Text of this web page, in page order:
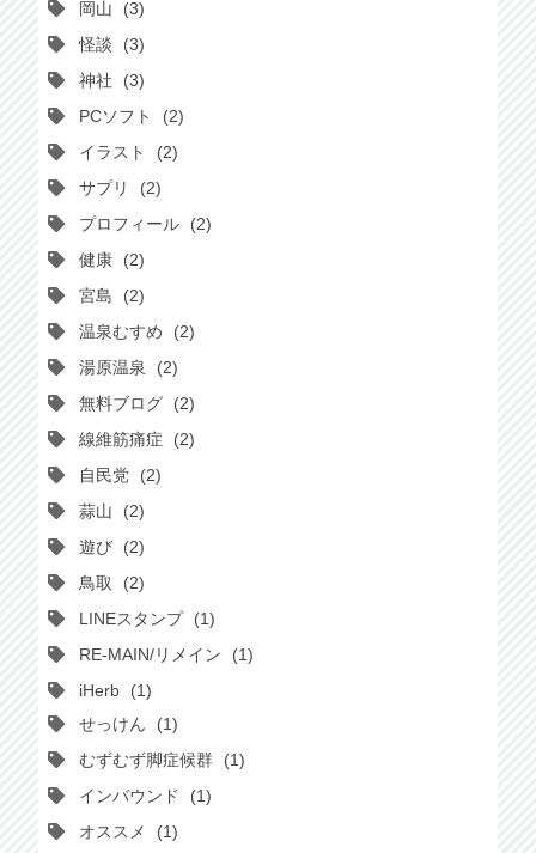
岡山
3
怪談
3
神社
3
PCソフト
2
イラスト
2
サプリ
2
プロフィール
2
健康
2
宮島
2
温泉むすめ
2
湯原温泉
2
無料ブログ
2
線維筋痛症
2
自民党
2
蒜山
2
遊び
2
鳥取
2
LINEスタンプ
1
RE-MAIN/リメイン
1
iHerb
1
せっけん
1
むずむず脚症候群
1
インバウンド
1
オススメ
1